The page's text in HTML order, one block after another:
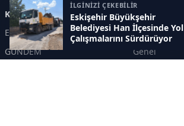
İLGİNİZİ ÇEKEBİLİR
Eskişehir Büyükşehir
Belediyesi Han İlçesinde Yol
Çalışmalarını Sürdürüyor
Kategoriler
Eskişehir
SPOR
GÜNDEM
Genel